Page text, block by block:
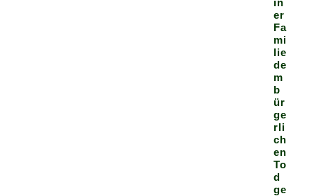
in
er
Fa
mi
lie
de
m
b
ür
ge
rli
ch
en
To
d
ge